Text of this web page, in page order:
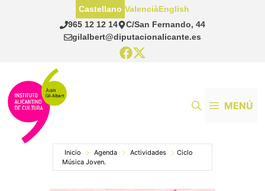
965 12 12 14
C/San Fernando, 44
gilalbert@diputacionalicante.es
Castellano ValenciàEnglish
MENÚ
Inicio Agenda Actividades
Ciclo
Música Joven.